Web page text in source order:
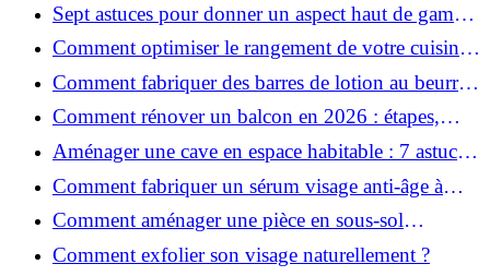
Sept astuces pour donner un aspect haut de gamme
à votre cuisine
Comment optimiser le rangement de votre cuisine
et gagner de la place ?
Comment fabriquer des barres de lotion au beurre
de karité ?
Comment rénover un balcon en 2026 : étapes,
budget et matériaux ?
Aménager une cave en espace habitable : 7 astuces
essentielles
Comment fabriquer un sérum visage anti-âge à
l'huile de rose musquée ?
Comment aménager une pièce en sous-sol
efficacement ?
Comment exfolier son visage naturellement ?